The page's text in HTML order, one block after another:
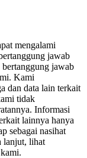
mengalami
jawab
jawab
Kami
dan data lain terkait
tidak
Informasi
lainnya hanya
sebagai nasihat
lanjut, lihat
kami.